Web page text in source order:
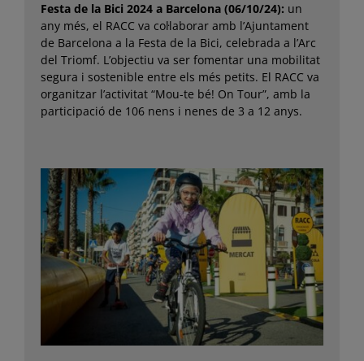
Festa de la Bici 2024 a Barcelona (06/10/24): un
any més, el RACC va col·laborar amb l’Ajuntament
de Barcelona a la Festa de la Bici, celebrada a l’Arc
del Triomf. L’objectiu va ser fomentar una mobilitat
segura i sostenible entre els més petits. El RACC va
organitzar l’activitat “Mou-te bé! On Tour”, amb la
participació de 106 nens i nenes de 3 a 12 anys.